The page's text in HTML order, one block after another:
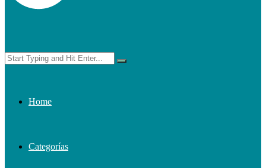
Home
Categorías